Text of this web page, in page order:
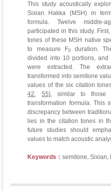
This study acoustically
Sixian Hakka (MSH) in
formula. Twelve middle-
participated in this study.
tones of these MSH native
to measure F0duration.
divided into 10 portions, and
were extracted. The
transformed into semitone
values of the six citation
42, 55], similar to those
transformation formula. This
discrepancy between
lies in the citation tones in
future studies should
values to match acoustic
Keywords：semitone, Sixian,